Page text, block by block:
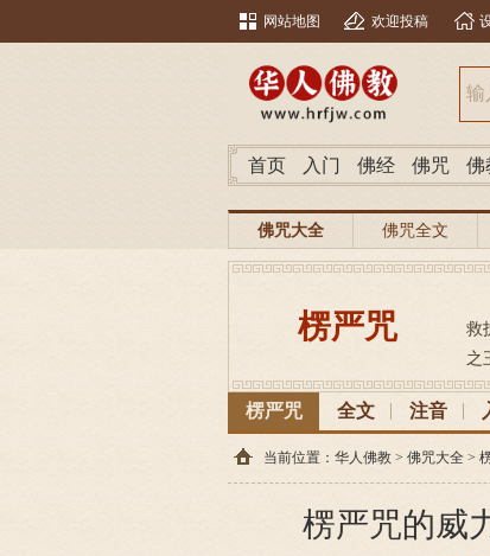
网站地图 欢迎投稿
首页 入门 佛经 佛咒 佛
佛咒大全 佛咒全文
楞严咒
救
之
楞严咒 全文 注音
当前位置： 华人佛教 > 佛咒大全 >
楞严咒的威